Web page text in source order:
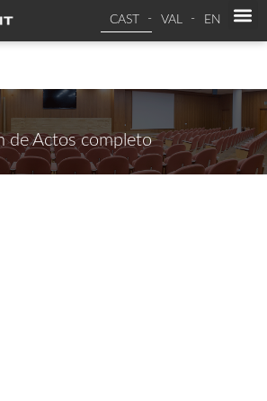
CAST VAL EN
de Actos completo